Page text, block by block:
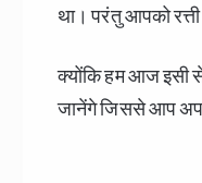
था। परंतु आपको
क्योंकि हम आज इसी
जानेंगे जिससे आप